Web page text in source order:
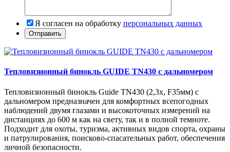
Я согласен на обработку персональных данных
Тепловизионный бинокль GUIDE TN430 с дальномером
Тепловизионный бинокль Guide TN430 (2,3x, F35мм) с
дальномером предназначен для комфортных всепогодных
наблюдений двумя глазами и высокоточных измерений на
дистанциях до 600 м как на свету, так и в полной темноте.
Подходит для охоты, туризма, активных видов спорта, охраны
и патрулирования, поисково-спасательных работ, обеспечения
личной безопасности.